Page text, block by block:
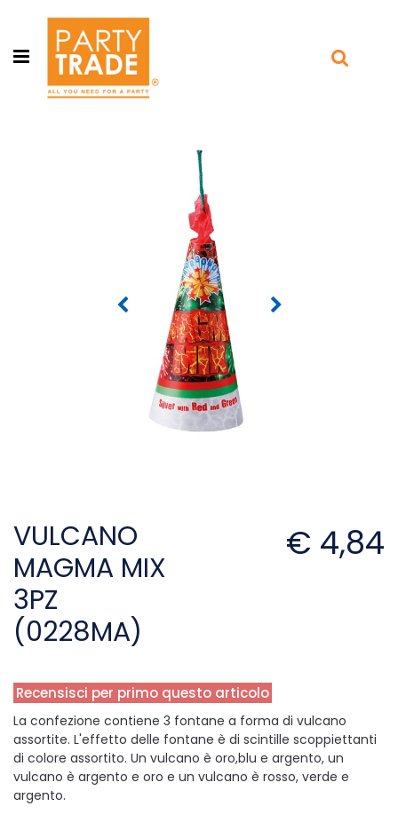
Open menu
VULCANO
MAGMA MIX
3PZ
(0228MA)
€ 4,84
Recensisci per primo questo articolo
La confezione contiene 3 fontane a forma di vulcano
assortite. L'effetto delle fontane è di scintille scoppiettanti
di colore assortito. Un vulcano è oro,blu e argento, un
vulcano è argento e oro e un vulcano è rosso, verde e
argento.